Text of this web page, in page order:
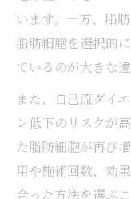
います。一方、脂
脂肪細胞を選択的
ているのが大きな違
また、自己流ダイ
ン低下のリスクが
た脂肪細胞が再び
用や施術回数、効
合った方法を選ぶ